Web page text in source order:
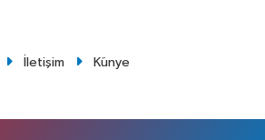
İletişim Künye